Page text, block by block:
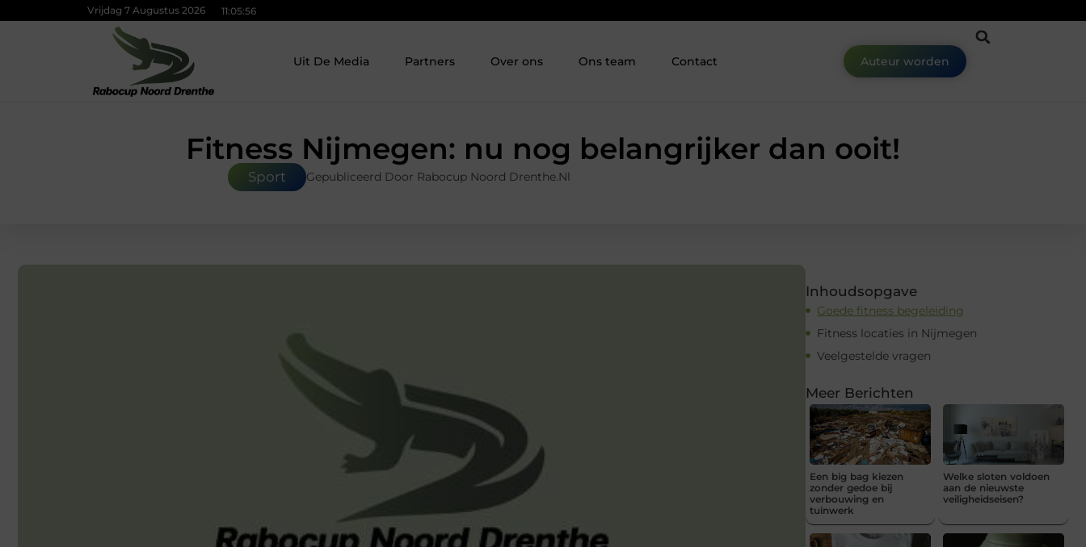
Vrijdag 7 Augustus 2026 11:05:57
Uit De Media Partners Over ons Ons team Contact Auteur worden
Fitness Nijmegen: nu nog belangrijker dan ooit!
Sport Gepubliceerd Door Rabocup Noord Drenthe.nl
Inhoudsopgave
Goede fitness begeleiding
Fitness locaties in Nijmegen
Veelgestelde vragen
Meer Berichten
Een big bag kiezen
zonder gedoe bij
verbouwing en
tuinwerk
Welke sloten voldoen
aan de nieuwste
veiligheidseisen?